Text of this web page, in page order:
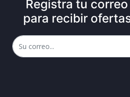
Registra tu
para recibir